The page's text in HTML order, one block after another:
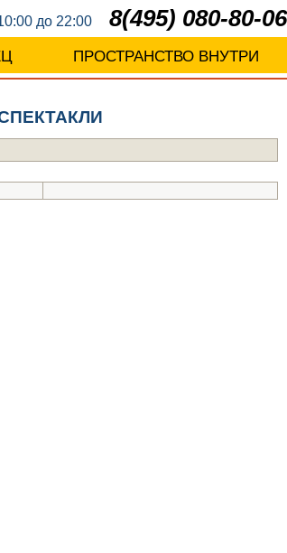
до 22:00 8(495) 080-80-06
ПРОСТРАНСТВО ВНУТРИ